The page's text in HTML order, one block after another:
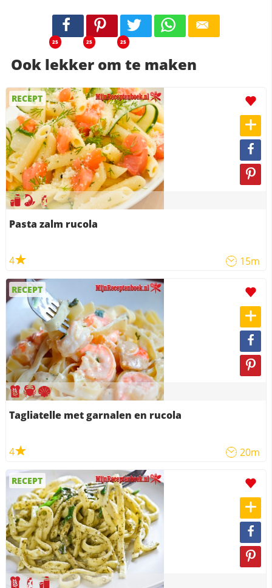
25 25 25
Ook lekker om te maken
RECEPT
Pasta zalm rucola
4 15m
RECEPT
Tagliatelle met garnalen en rucola
4 20m
RECEPT